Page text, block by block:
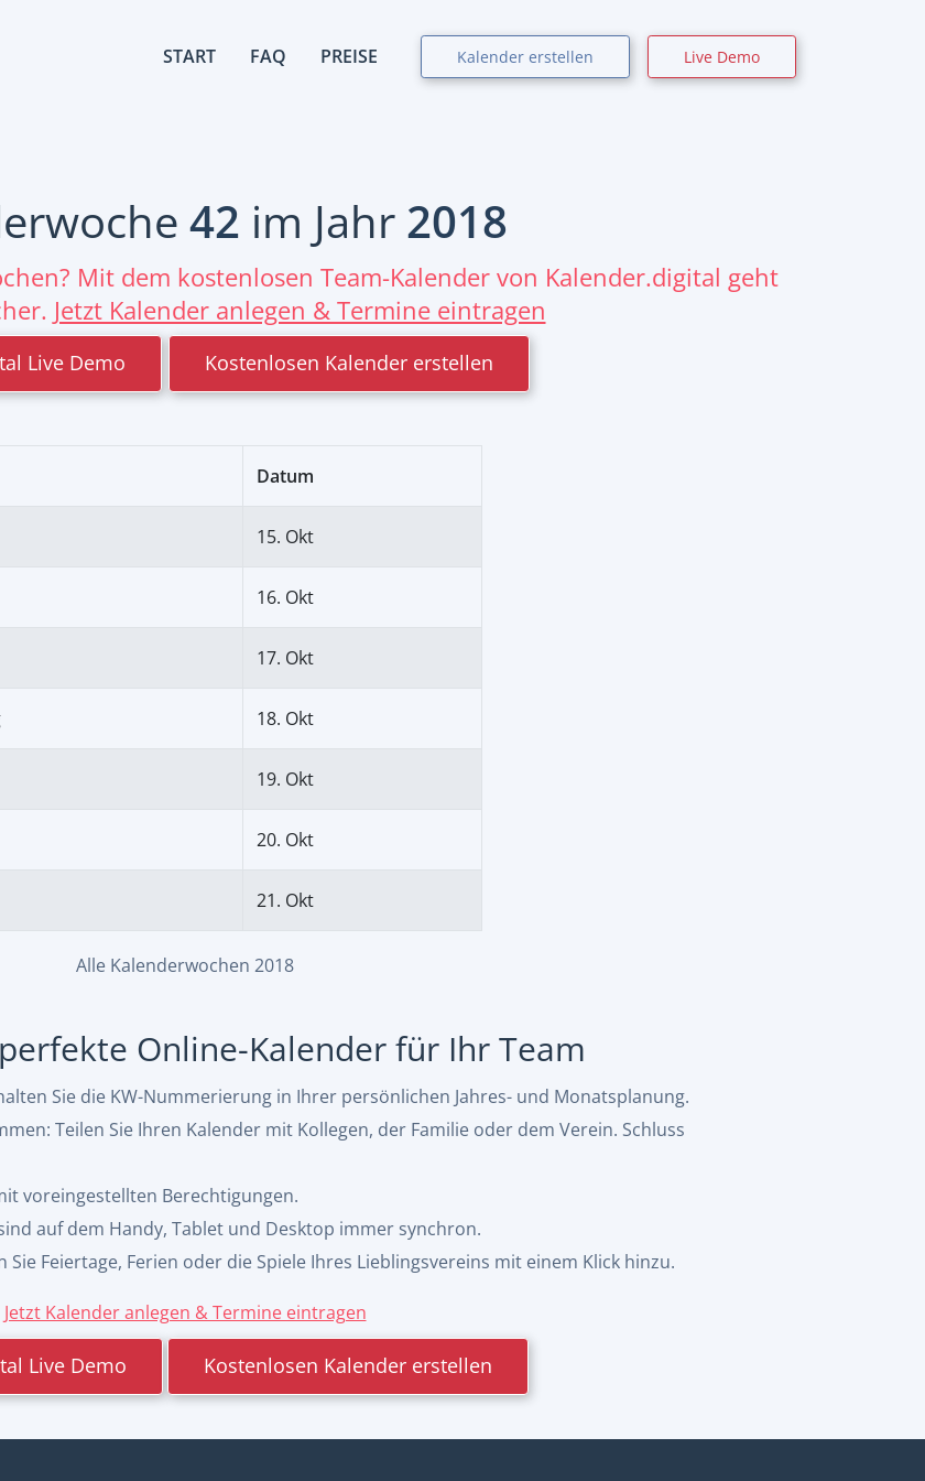
START FAQ PREISE Kalender erstellen Live Demo
42 im Jahr 2018
Mit dem kostenlosen Team-Kalender von Kalender.digital geht
Jetzt Kalender anlegen & Termine eintragen
Live Demo Kostenlosen Kalender erstellen
Datum
15. Okt
16. Okt
17. Okt
18. Okt
19. Okt
20. Okt
21. Okt
Alle Kalenderwochen 2018
Online-Kalender für Ihr Team
Sie die KW-Nummerierung in Ihrer persönlichen Jahres- und Monatsplanung.
Teilen Sie Ihren Kalender mit Kollegen, der Familie oder dem Verein. Schluss
voreingestellten Berechtigungen.
auf dem Handy, Tablet und Desktop immer synchron.
Feiertage, Ferien oder die Spiele Ihres Lieblingsvereins mit einem Klick hinzu.
Jetzt Kalender anlegen & Termine eintragen
Live Demo Kostenlosen Kalender erstellen